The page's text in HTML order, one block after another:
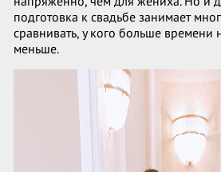
подготовка к свадьбе занимает
сравнивать, у кого больше времени
меньше.